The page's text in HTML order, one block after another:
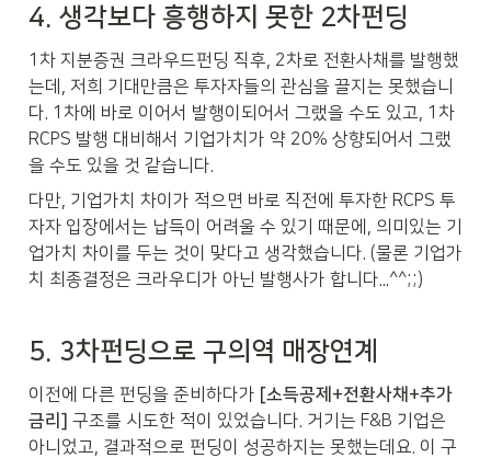
4. 생각보다 흥행하지 못한 2차펀딩
1차 지분증권 크라우드펀딩 직후, 2차로 전환사채를 발행했
는데, 저희 기대만큼은 투자자들의 관심을 끌지는 못했습니
다. 1차에 바로 이어서 발행이되어서 그랬을 수도 있고, 1차
RCPS 발행 대비해서 기업가치가 약 20% 상향되어서 그랬
을 수도 있을 것 같습니다.
다만, 기업가치 차이가 적으면 바로 직전에 투자한 RCPS 투
자자 입장에서는 납득이 어려울 수 있기 때문에, 의미있는 기
업가치 차이를 두는 것이 맞다고 생각했습니다. (물론 기업가
치 최종결정은 크라우디가 아닌 발행사가 합니다...^^;;)
5. 3차펀딩으로 구의역 매장연계
이전에 다른 펀딩을 준비하다가 [소득공제+전환사채+추가
금리] 구조를 시도한 적이 있었습니다. 거기는 F&B 기업은
아니었고, 결과적으로 펀딩이 성공하지는 못했는데요. 이 구